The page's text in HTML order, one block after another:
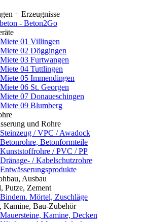
+ Erzeugnisse
- Beton2Go
Miete 01 Villingen
Miete 02 Döggingen
Miete 03 Furtwangen
Miete 04 Tuttlingen
Miete 05 Immendingen
Miete 06 St. Georgen
Miete 07 Donaueschingen
Miete 09 Blumberg
und Rohre
Steinzeug / VPC / Awadock
Betonrohre, Betonformteile
Kunststoffrohre / PVC / PP
Dränage- / Kabelschutzrohre
Entwässerungsprodukte
Ausbau
Putze, Zement
Bindem. Mörtel, Zuschläge
Kamine, Bau-Zubehör
Mauersteine, Kamine, Decken